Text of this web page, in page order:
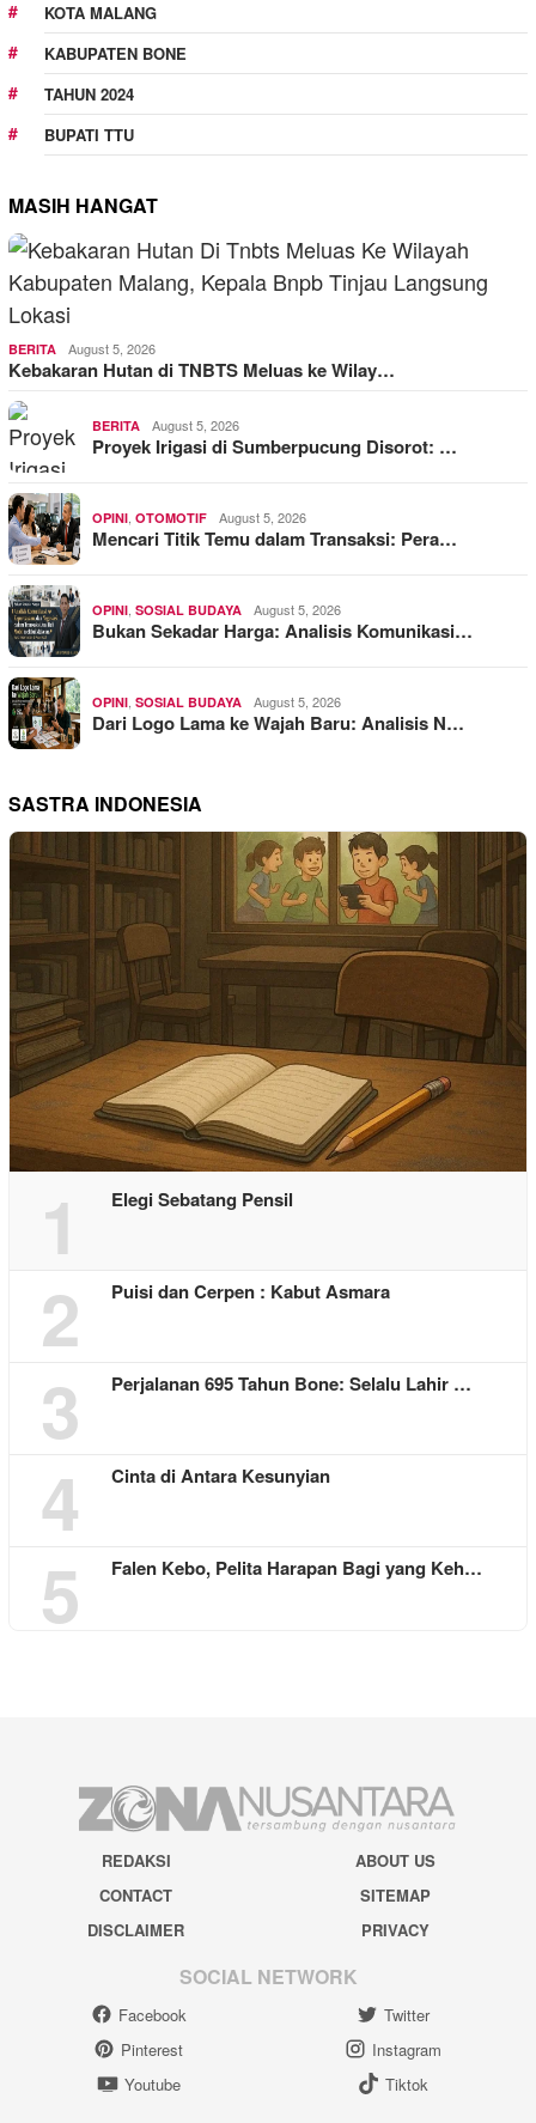
KOTA MALANG
KABUPATEN BONE
TAHUN 2024
BUPATI TTU
MASIH HANGAT
BERITA August 5, 2026
Kebakaran Hutan di TNBTS Meluas ke Wilay…
BERITA August 5, 2026
Proyek Irigasi di Sumberpucung Disorot: …
OPINI, OTOMOTIF August 5, 2026
Mencari Titik Temu dalam Transaksi: Pera…
OPINI, SOSIAL BUDAYA August 5, 2026
Bukan Sekadar Harga: Analisis Komunikasi…
OPINI, SOSIAL BUDAYA August 5, 2026
Dari Logo Lama ke Wajah Baru: Analisis N…
SASTRA INDONESIA
1 Elegi Sebatang Pensil
2 Puisi dan Cerpen : Kabut Asmara
3 Perjalanan 695 Tahun Bone: Selalu Lahir …
4 Cinta di Antara Kesunyian
5 Falen Kebo, Pelita Harapan Bagi yang Keh…
REDAKSI
ABOUT US
CONTACT
SITEMAP
DISCLAIMER
PRIVACY
SOCIAL NETWORK
Facebook
Twitter
Pinterest
Instagram
Youtube
Tiktok